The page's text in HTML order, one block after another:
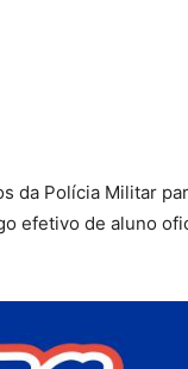
da Polícia Militar
efetivo de aluno